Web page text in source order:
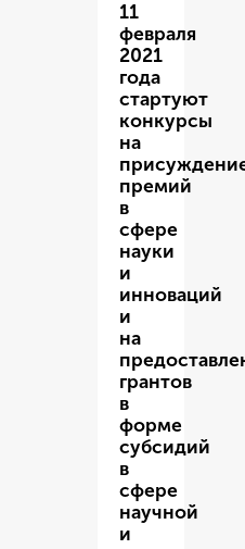
11
февраля
2021
года
стартуют
конкурсы
на
премий
в
сфере
науки
и
инноваций
и
на
грантов
в
форме
субсидий
в
сфере
научной
и